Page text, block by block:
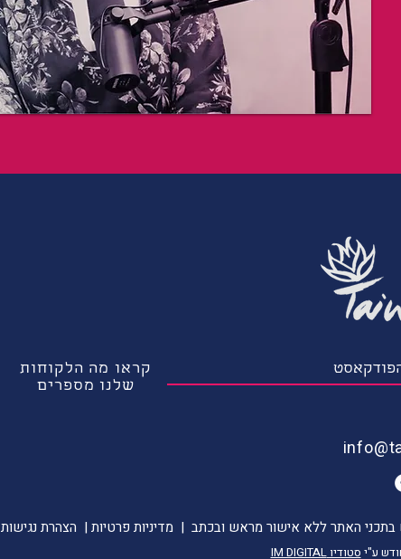
קראו מה הלקוחות
שלנו מספרים
מדיניות פרטיות | הצהרת נגישות
ע"י סטודיו IM DIGITAL